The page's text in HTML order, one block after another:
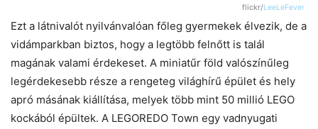
flickr/LeeLeFever
Ezt a látnivalót nyilvánvalóan főleg gyermekek élvezik, de a
vidámparkban biztos, hogy a legtöbb felnőtt is talál
magának valami érdekeset. A miniatűr föld valószínűleg
legérdekesebb része a rengeteg világhírű épület és hely
apró másának kiállítása, melyek több mint 50 millió LEGO
kockából épültek. A LEGOREDO Town egy vadnyugati